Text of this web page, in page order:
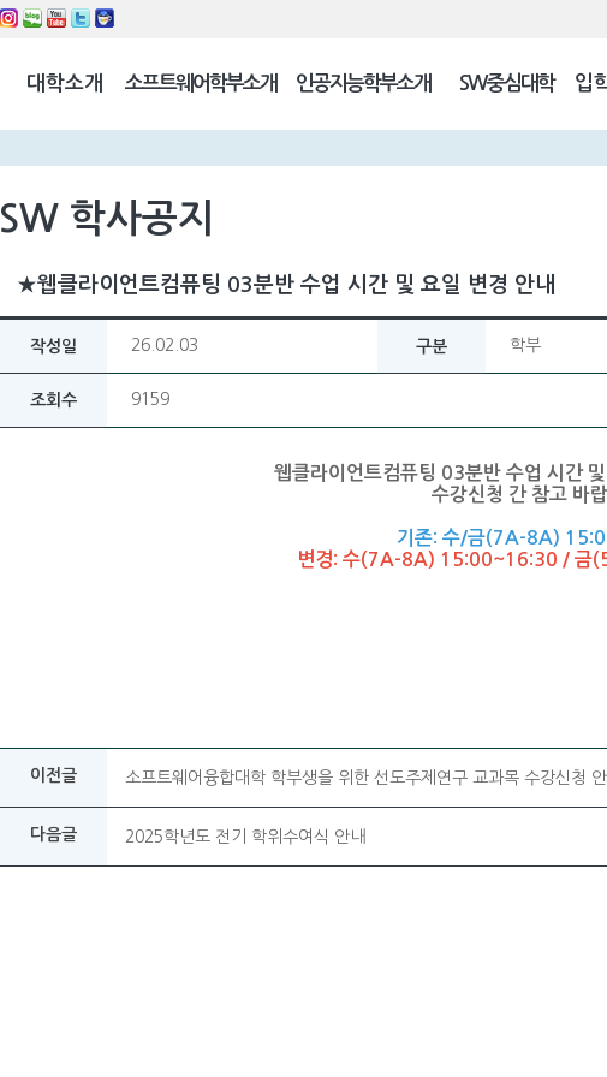
대학소개
소융대Q/A
찾아오시는 길 소프트웨어학부소개 인공지능학부소개 SW중심대학 입
SW 학사공지
★웹클라이언트컴퓨팅 03분반 수업 시간 및 요일 변경 안내
작성일 26.02.03 구분 학부
조회수 9159
웹클라이언트컴퓨팅 03분반 수업 시간
수강신청 간 참고 바
기존: 수/금(7A-8A)
변경: 수(7A-8A) 15:00~16:30 / 금
이전글 소프트웨어융합대학 학부생을 위한 선도주제연구 교과목 수강신청
다음글 2025학년도 전기 학위수여식 안내